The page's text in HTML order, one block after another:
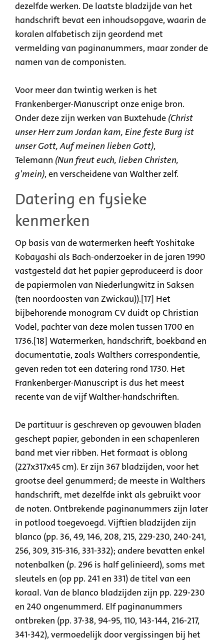
dezelfde werken. De laatste bladzijde van het
handschrift bevat een inhoudsopgave, waarin de
koralen alfabetisch zijn geordend met
vermelding van paginanummers, maar zonder de
namen van de componisten.
Voor meer dan twintig werken is het
Frankenberger-Manuscript onze enige bron.
Onder deze zijn werken van Buxtehude (Christ
unser Herr zum Jordan kam, Eine feste Burg ist
unser Gott, Auf meinen lieben Gott),
Telemann (Nun freut euch, lieben Christen,
g'mein), en verscheidene van Walther zelf.
Datering en fysieke
kenmerken
Op basis van de watermerken heeft Yoshitake
Kobayashi als Bach-onderzoeker in de jaren 1990
vastgesteld dat het papier geproduceerd is door
de papiermolen van Niederlungwitz in Saksen
(ten noordoosten van Zwickau)).[17] Het
bijbehorende monogram CV duidt op Christian
Vodel, pachter van deze molen tussen 1700 en
1736.[18] Watermerken, handschrift, boekband en
documentatie, zoals Walthers correspondentie,
geven reden tot een datering rond 1730. Het
Frankenberger-Manuscript is dus het meest
recente van de vijf Walther-handschriften.
De partituur is geschreven op gevouwen bladen
geschept papier, gebonden in een schapenleren
band met vier ribben. Het formaat is oblong
(227x317x45 cm). Er zijn 367 bladzijden, voor het
grootse deel genummerd; de meeste in Walthers
handschrift, met dezelfde inkt als gebruikt voor
de noten. Ontbrekende paginanummers zijn later
in potlood toegevoegd. Vijftien bladzijden zijn
blanco (pp. 36, 49, 146, 208, 215, 229-230, 240-241,
256, 309, 315-316, 331-332); andere bevatten enkel
notenbalken (p. 296 is half gelinieerd), soms met
sleutels en (op pp. 241 en 331) de titel van een
koraal. Van de blanco bladzijden zijn pp. 229-230
en 240 ongenummerd. Elf paginanummers
ontbreken (pp. 37-38, 94-95, 110, 143-144, 216-217,
341-342), vermoedelijk door vergissingen bij het